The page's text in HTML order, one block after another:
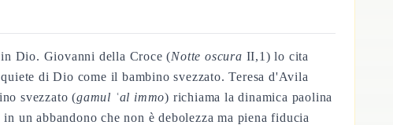
Dio. Giovanni della Croce (Notte oscura II,1) lo cita
di Dio come il bambino svezzato. Teresa d'Avila
svezzato (gamul ʿal immo) richiama la dinamica paolina
un abbandono che non è debolezza ma piena fiducia